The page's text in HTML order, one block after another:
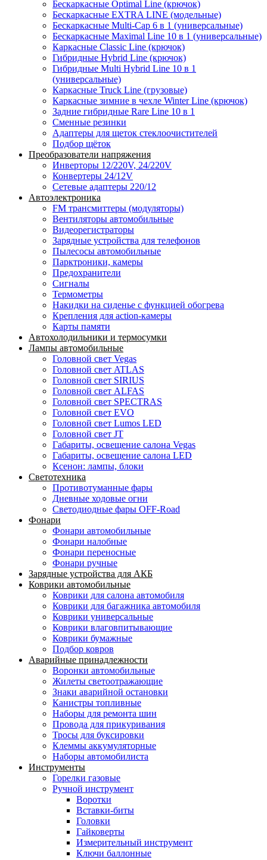
Бескаркасные Optimal Line (крючок)
Бескаркасные EXTRA LINE (модельные)
Бескаркасные Multi-Cap 6 в 1 (универсальные)
Бескаркасные Maximal Line 10 в 1 (универсальные)
Каркасные Classic Line (крючок)
Гибридные Hybrid Line (крючок)
Гибридные Multi Hybrid Line 10 в 1
(универсальные)
Каркасные Truck Line (грузовые)
Каркасные зимние в чехле Winter Line (крючок)
Задние гибридные Rare Line 10 в 1
Сменные резинки
Адаптеры для щеток стеклоочистителей
Подбор щёток
Преобразователи напряжения
Инверторы 12/220V, 24/220V
Конвертеры 24/12V
Сетевые адаптеры 220/12
Автоэлектроника
FM трансмиттеры (модуляторы)
Вентиляторы автомобильные
Видеорегистраторы
Зарядные устройства для телефонов
Пылесосы автомобильные
Парктроники, камеры
Предохранители
Сигналы
Термометры
Накидки на сиденье с функцией обогрева
Крепления для action-камеры
Карты памяти
Автохолодильники и термосумки
Лампы автомобильные
Головной свет Vegas
Головной свет ATLAS
Головной свет SIRIUS
Головной свет ALFAS
Головной свет SPECTRAS
Головной свет EVO
Головной свет Lumos LED
Головной свет JT
Габариты, освещение салона Vegas
Габариты, освещение салона LED
Ксенон: лампы, блоки
Светотехника
Противотуманные фары
Дневные ходовые огни
Светодиодные фары OFF-Road
Фонари
Фонари автомобильные
Фонари налобные
Фонари переносные
Фонари ручные
Зарядные устройства для АКБ
Коврики автомобильные
Коврики для салона автомобиля
Коврики для багажника автомобиля
Коврики универсальные
Коврики влаговпитывающие
Коврики бумажные
Подбор ковров
Аварийные принадлежности
Воронки автомобильные
Жилеты светоотражающие
Знаки аварийной остановки
Канистры топливные
Наборы для ремонта шин
Провода для прикуривания
Тросы для буксировки
Клеммы аккумуляторные
Наборы автомобилиста
Инструменты
Горелки газовые
Ручной инструмент
Воротки
Вставки-биты
Головки
Гайковерты
Измерительный инструмент
Ключи баллонные